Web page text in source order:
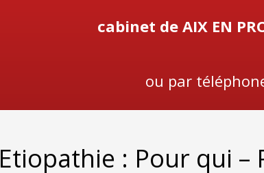
cabinet de AIX EN
ou par
Etiopathie : Pour qui –